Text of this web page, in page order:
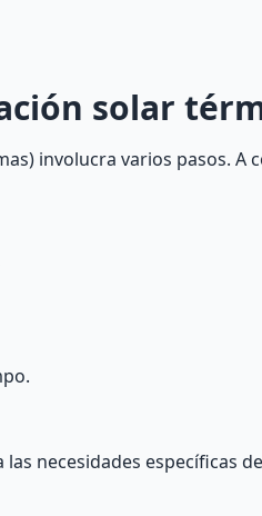
solar
involucra varios pasos. A
necesidades específicas